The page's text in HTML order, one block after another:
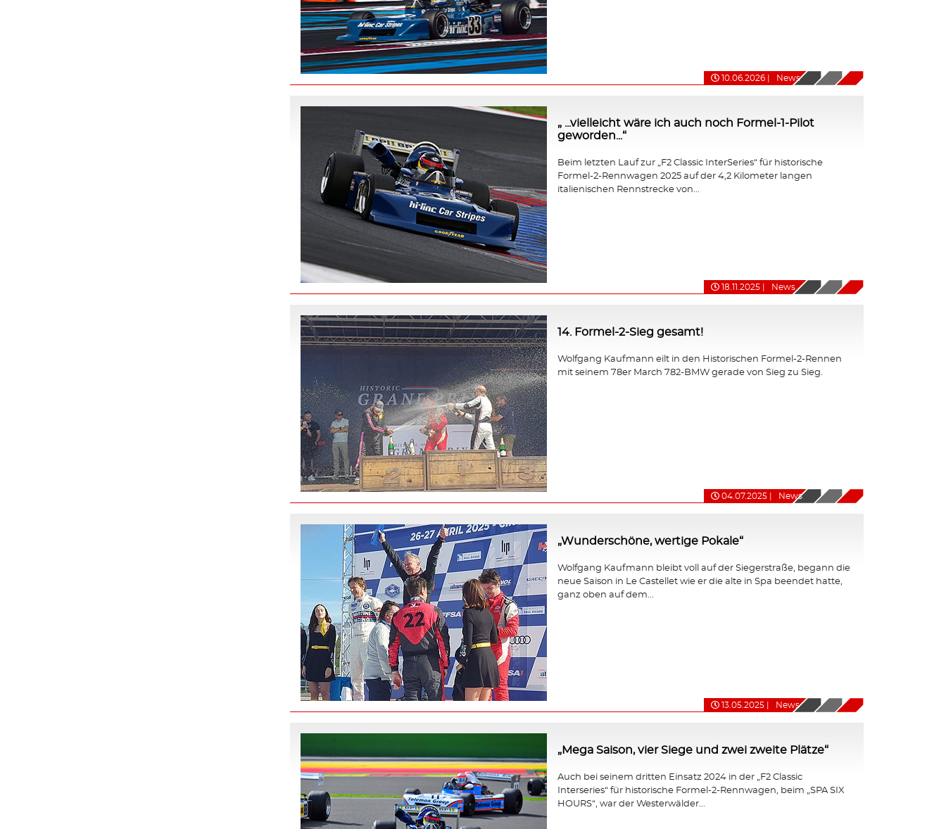
10.06.2026 News
„ ...vielleicht wäre ich auch noch Formel-1-Pilot
geworden...“
Beim letzten Lauf zur „F2 Classic InterSeries“ für historische
Formel-2-Rennwagen 2025 auf der 4,2 Kilometer langen
italienischen Rennstrecke von...
18.11.2025 News
14. Formel-2-Sieg gesamt!
Wolfgang Kaufmann eilt in den Historischen Formel-2-Rennen
mit seinem 78er March 782-BMW gerade von Sieg zu Sieg.
04.07.2025 News
„Wunderschöne, wertige Pokale“
Wolfgang Kaufmann bleibt voll auf der Siegerstraße, begann die
neue Saison in Le Castellet wie er die alte in Spa beendet hatte,
ganz oben auf dem...
13.05.2025 News
„Mega Saison, vier Siege und zwei zweite Plätze“
Auch bei seinem dritten Einsatz 2024 in der „F2 Classic
Interseries“ für historische Formel-2-Rennwagen, beim „SPA SIX
HOURS“, war der Westerwälder...